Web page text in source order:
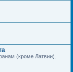
(кроме Латвии).